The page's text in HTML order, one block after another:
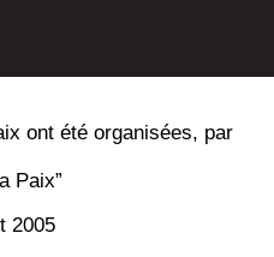
ont été orga­ni­sées, par
Paix”
2005